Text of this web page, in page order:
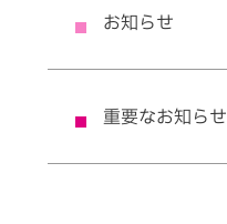
お知らせ
重要なお知らせ